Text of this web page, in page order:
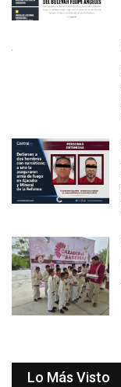
Lo Más Visto